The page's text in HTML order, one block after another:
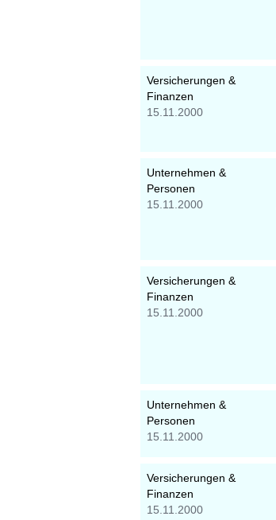
Versicherungen &
Finanzen
15.11.2000
Unternehmen &
Personen
15.11.2000
Versicherungen &
Finanzen
15.11.2000
Unternehmen &
Personen
15.11.2000
Versicherungen &
Finanzen
15.11.2000